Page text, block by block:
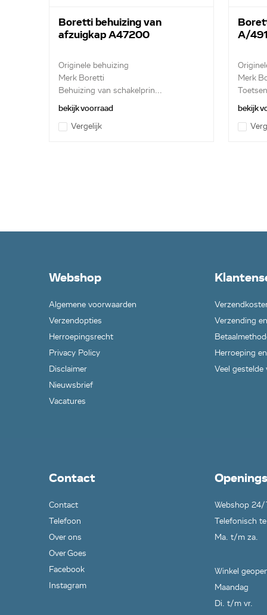
Boretti behuizing van
afzuigkap A47200
Originele behuizing
Merk Boretti
Behuizing van schakelprin...
bekijk voorraad
Vergelijk
A/
Merk
bekijk
Webshop
Algemene voorwaarden
Verzendopties
Herroepingsrecht
Privacy Policy
Disclaimer
Nieuwsbrief
Vacatures
Verzending
Herroeping
Veel gestelde
Contact
Contact
Telefoon
Over ons
Over Goes
Facebook
Instagram
Webshop
Telefonisch
Ma. t/m za.
Winkel
Maandag
Di. t/m vr.